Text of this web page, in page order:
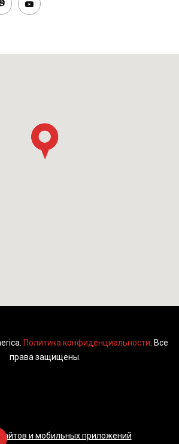
Политика конфиденциальности. Все
права защищены.
и мобильных приложений